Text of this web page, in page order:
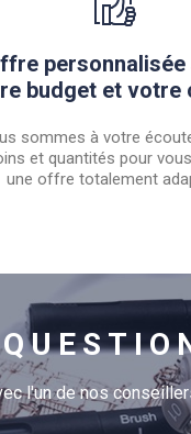
personnalisée
budget et votre
sommes à votre
et quantités pour
une offre totalement
l'un de nos